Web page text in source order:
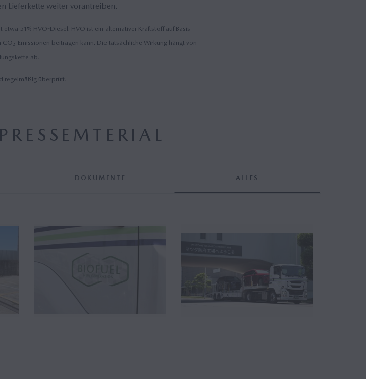
Lieferkette weiter vorantreiben.
51% HVO-Diesel. HVO ist ein alternativer Kraftstoff auf Basis
Emissionen beitragen kann. Die tatsächliche Wirkung hängt von
ab.
regelmäßig überprüft.
DOKUMENTE ALLES